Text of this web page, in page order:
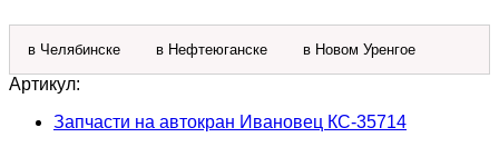
в Челябинске в Нефтеюганске в Новом Уренгое
Артикул:
Запчасти на автокран Ивановец КС-35714